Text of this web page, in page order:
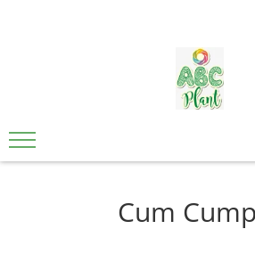
Buna dispozitie, relaxare si energie
Creier si memorie
Ingrijirea articulatiilor
Slabire si arderea grasimilor
Ingrijire corp
Ceaiuri combinate
Cum